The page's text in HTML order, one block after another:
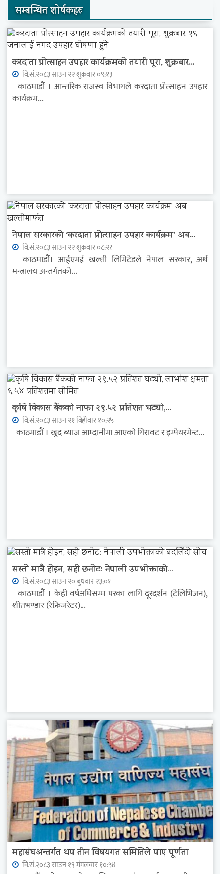
सम्बन्धित शीर्षकहरु
करदाता प्रोत्साहन उपहार कार्यक्रमको तयारी पूरा, शुक्रबार...
वि.सं.२०८३ साउन २२ शुक्रवार ०९:१३
काठमाडौं । आन्तरिक राजस्व विभागले करदाता प्रोत्साहन उपहार
कार्यक्रम...
नेपाल सरकारको ‘करदाता प्रोत्साहन उपहार कार्यक्रम’ अब...
वि.सं.२०८३ साउन २२ शुक्रवार ०८:२१
काठमाडौं। आईएमई खल्ती लिमिटेडले नेपाल सरकार, अर्थ
मन्त्रालय अन्तर्गतको...
कृषि विकास बैंकको नाफा २९.५२ प्रतिशत घट्यो,...
वि.सं.२०८३ साउन २१ बिहीवार १०:२५
काठमाडौं । खुद ब्याज आम्दानीमा आएको गिरावट र इम्पेयरमेन्ट...
सस्तो मात्रै होइन, सही छनोट: नेपाली उपभोक्ताको...
वि.सं.२०८३ साउन २० बुधवार २३:०१
काठमाडौं । केही वर्षअघिसम्म घरका लागि दूरदर्शन (टेलिभिजन),
शीतभण्डार (रेफ्रिजरेटर)...
महासंघअन्तर्गत थप तीन विषयगत समितिले पाए पूर्णता
वि.सं.२०८३ साउन १९ मंगलवार १०:५४